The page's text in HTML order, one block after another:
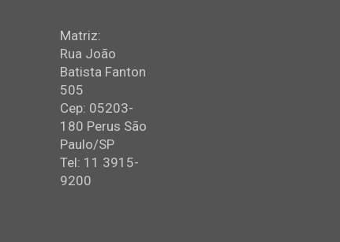
Matriz:
Rua João
Batista Fanton
505
Cep: 05203-
180 Perus São
Paulo/SP
Tel: 11 3915-
9200